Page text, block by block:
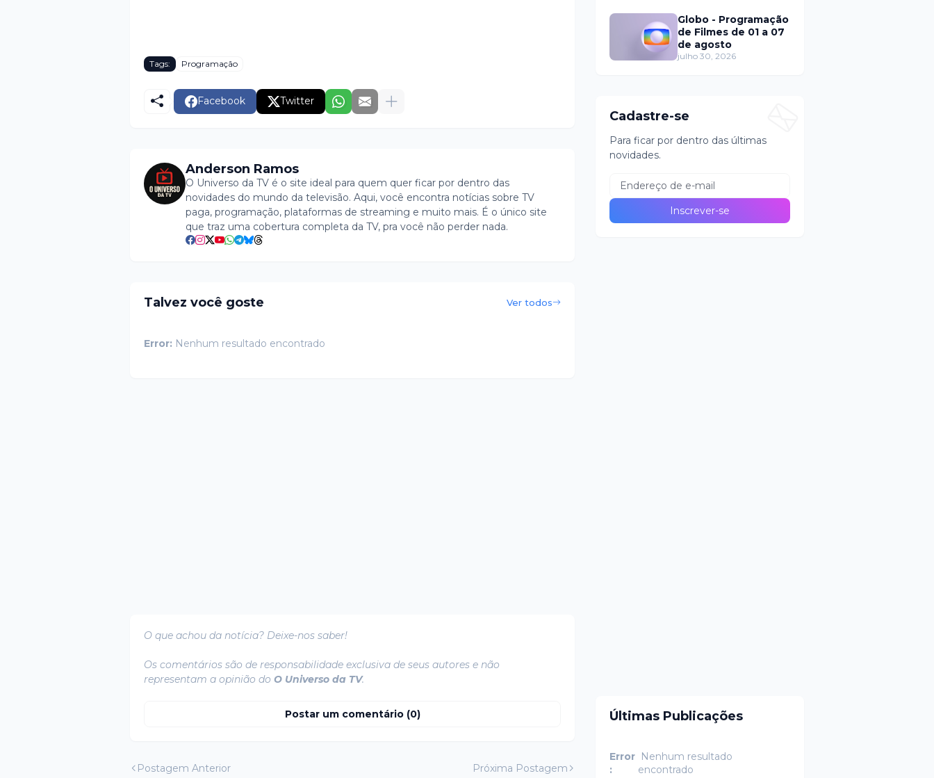
Tags: Programação
Facebook Twitter
Anderson Ramos
O Universo da TV é o site ideal para quem quer ficar por dentro das
novidades do mundo da televisão. Aqui, você encontra notícias sobre TV
paga, programação, plataformas de streaming e muito mais. É o único site
que traz uma cobertura completa da TV, pra você não perder nada.
Talvez você goste Ver todos
Error: Nenhum resultado encontrado
O que achou da notícia? Deixe-nos saber!
Os comentários são de responsabilidade exclusiva de seus autores e não
representam a opinião do O Universo da TV.
Postar um comentário (0)
Postagem Anterior Próxima Postagem
Globo - Programação
de Filmes de 01 a 07
de agosto
julho 30, 2026
Cadastre-se
Para ficar por dentro das últimas
novidades.
Últimas Publicações
Error
:
Nenhum resultado
encontrado